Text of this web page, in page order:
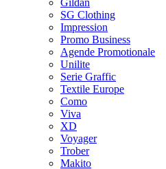
SG Clothing
Impression
Promo Business
Agende Promotionale
Unilite
Serie Graffic
Textile Europe
Como
Viva
XD
Voyager
Trober
Makito